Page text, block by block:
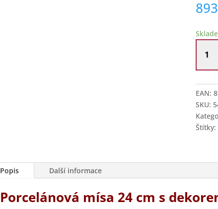
mísa
24
s
Fialky
EAN:
SKU:
Štítky:
Popis Další informace
Porcelánová mísa 24 cm s